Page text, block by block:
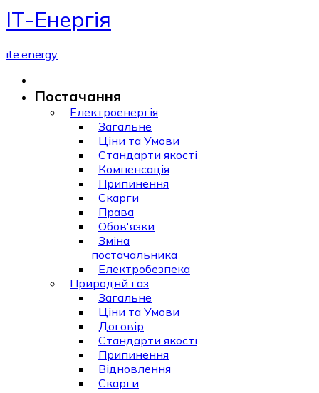
ІТ-Енергія
ite.energy
Постачання
Електроенергія
Загальне
Ціни та Умови
Стандарти якості
Компенсація
Припинення
Скарги
Права
Обов'язки
Зміна
постачальника
Електробезпека
Природнй газ
Загальне
Ціни та Умови
Договір
Стандарти якості
Припинення
Відновлення
Скарги